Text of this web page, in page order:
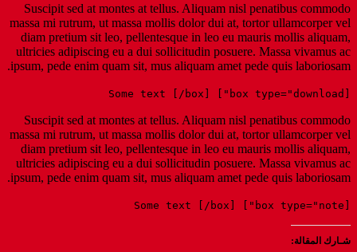
Suscipit sed at montes at
massa mi rutrum, ut massa
diam pretium sit leo,
ultricies adipiscing eu a dui
ipsum, pede enim quam sit, mus
Suscipit sed at montes at
massa mi rutrum, ut massa
diam pretium sit leo,
ultricies adipiscing eu a dui
ipsum, pede enim quam sit, mus